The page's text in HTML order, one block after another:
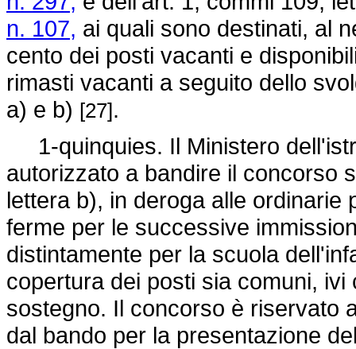
n. 107, ai quali sono destinati, al
cento dei posti vacanti e
rimasti vacanti a seguito dello
a) e b) [27].
1-quinquies. Il Ministero
autorizzato a bandire il concorso
lettera b), in deroga alle
ferme per le successive
distintamente per la scuola
copertura dei posti sia comuni,
sostegno. Il concorso è riservato
dal bando per la presentazione